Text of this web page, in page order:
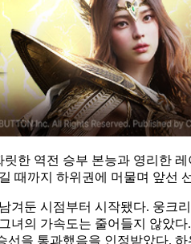
한 역전 승부 본능과 영리한
때까지 하위권에 머물며 앞선
겨둔 시점부터 시작됐다. 웅크
녀의 가속도는 줄어들지 않았
선을 통과했음을 인정받았다.